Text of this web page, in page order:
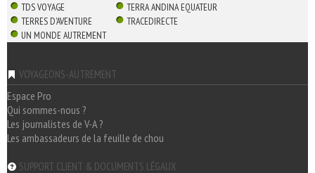
TDS VOYAGE
TERRA ANDINA EQUATEUR
TERRES D'AVENTURE
TRACEDIRECTE
UN MONDE AUTREMENT
VOYAGEONS-AUTREMENT
Espace Pro
Qui sommes-nous ?
Les journalistes de V-A ?
Les ambassadeurs de la feuille de chou
SUPPORT CLIENT & DOCUMENTS LÉGAUX